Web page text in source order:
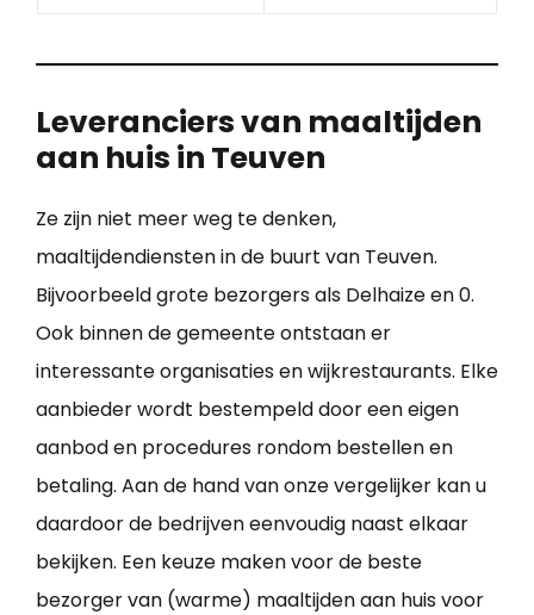
Leveranciers van maaltijden
aan huis in Teuven
Ze zijn niet meer weg te denken,
maaltijdendiensten in de buurt van Teuven.
Bijvoorbeeld grote bezorgers als Delhaize en 0.
Ook binnen de gemeente ontstaan er
interessante organisaties en wijkrestaurants. Elke
aanbieder wordt bestempeld door een eigen
aanbod en procedures rondom bestellen en
betaling. Aan de hand van onze vergelijker kan u
daardoor de bedrijven eenvoudig naast elkaar
bekijken. Een keuze maken voor de beste
bezorger van (warme) maaltijden aan huis voor